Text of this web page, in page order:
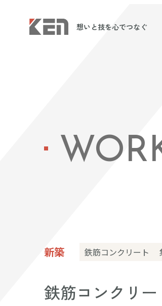
想いと技を心でつなぐ
新築 鉄筋コンクリート
鉄筋コンクリ